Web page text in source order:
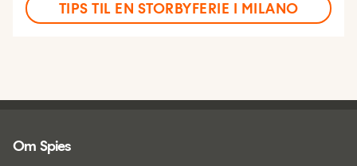
TIPS TIL EN STORBYFERIE I MILANO
Om Spies